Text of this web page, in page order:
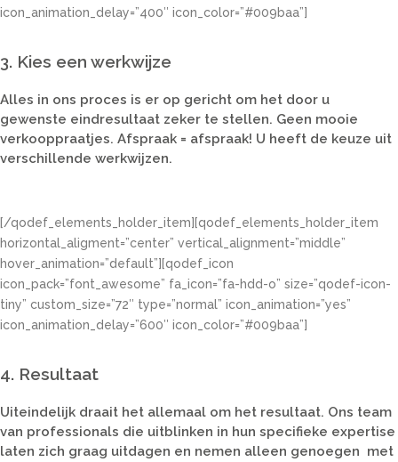
icon_animation_delay=”400″ icon_color=”#009baa”]
3. Kies een werkwijze
Alles in ons proces is er op gericht om het door u
gewenste eindresultaat zeker te stellen. Geen mooie
verkooppraatjes. Afspraak = afspraak! U heeft de keuze uit
verschillende werkwijzen.
[/qodef_elements_holder_item][qodef_elements_holder_item
horizontal_aligment=”center” vertical_alignment=”middle”
hover_animation=”default”][qodef_icon
icon_pack=”font_awesome” fa_icon=”fa-hdd-o” size=”qodef-icon-
tiny” custom_size=”72″ type=”normal” icon_animation=”yes”
icon_animation_delay=”600″ icon_color=”#009baa”]
4. Resultaat
Uiteindelijk draait het allemaal om het resultaat. Ons team
van professionals die uitblinken in hun specifieke expertise
laten zich graag uitdagen en nemen alleen genoegen met